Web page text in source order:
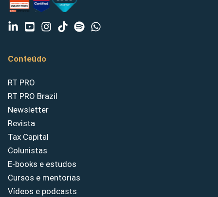
Conteúdo
RT PRO
RT PRO Brazil
Newsletter
Revista
Tax Capital
Colunistas
E-books e estudos
Cursos e mentorias
Vídeos e podcasts